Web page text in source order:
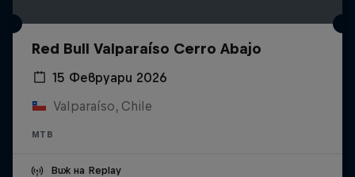
Red Bull Valparaíso Cerro Abajo
15 Февруари 2026
Valparaíso, Chile
MTB
Виж на Replay